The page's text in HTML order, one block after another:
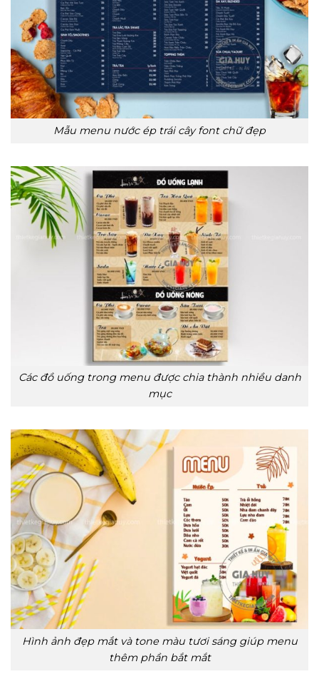
Mẫu menu nước ép trái cây font chữ đẹp
Các đồ uống trong menu được chia thành nhiều danh
mục
Hình ảnh đẹp mắt và tone màu tươi sáng giúp menu
thêm phần bắt mắt